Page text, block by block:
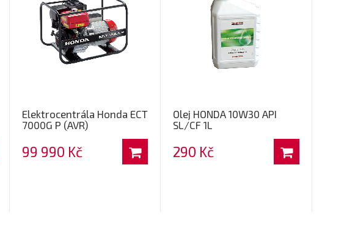
Elektrocentrála Honda ECT
7000G P (AVR)
99 990 Kč
Olej HONDA 10W30 API
SL/CF 1L
290 Kč